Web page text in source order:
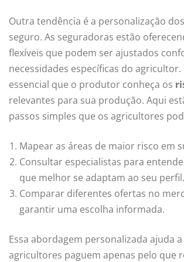
Outra tendência é a personalização
seguro. As seguradoras estão
flexíveis que podem ser ajustados
necessidades específicas do agricultor.
essencial que o produtor conheça os
relevantes para sua produção. Aqui
passos simples que os agricultores
Mapear as áreas de maior risco em
Consultar especialistas para
que melhor se adaptam ao seu perfil.
Comparar diferentes ofertas no
garantir uma escolha informada.
Essa abordagem personalizada ajuda
agricultores paguem apenas pelo que